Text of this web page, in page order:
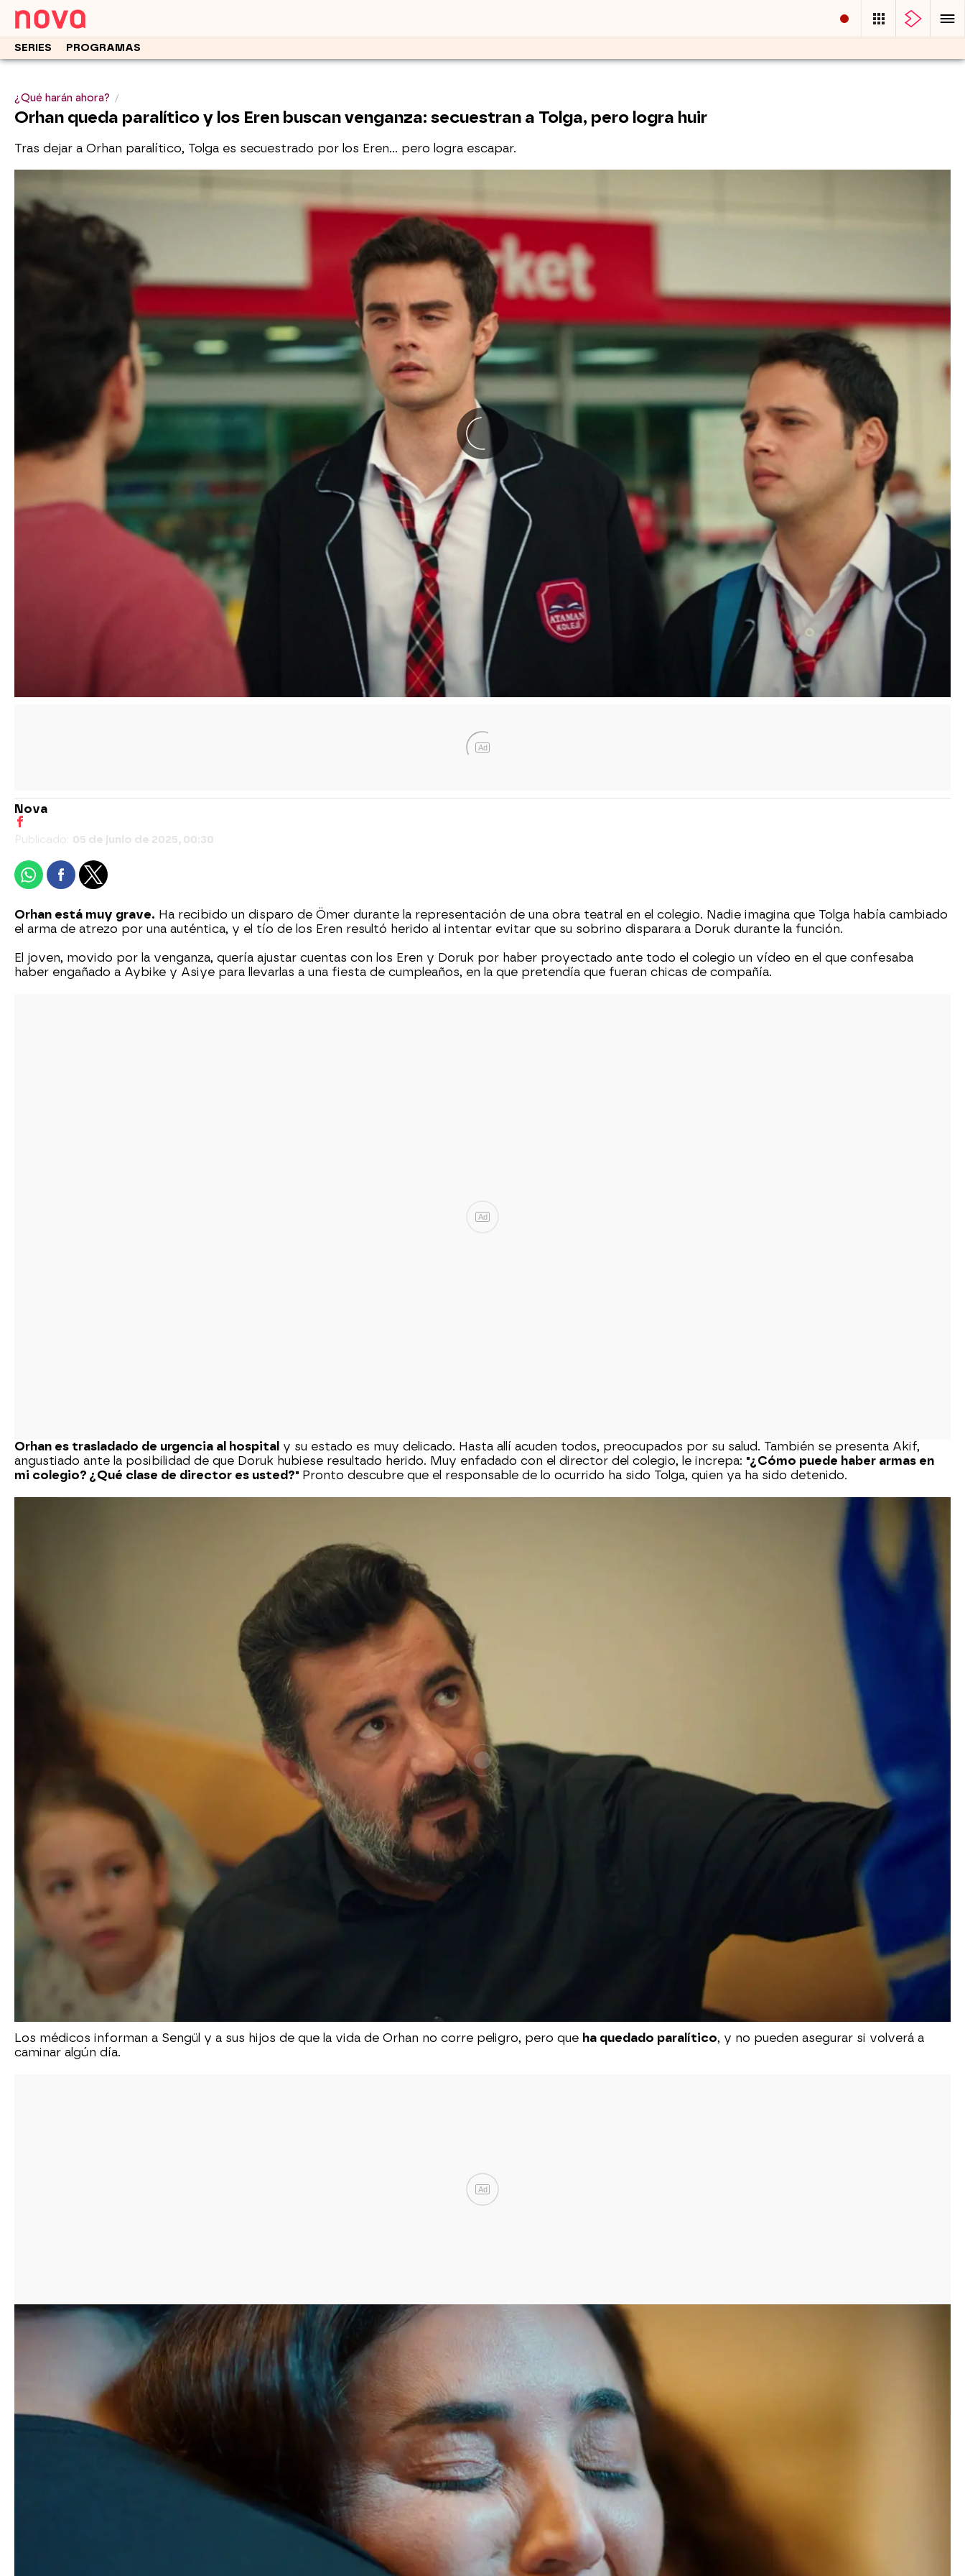
SERIES PROGRAMAS
¿Qué harán ahora?
Orhan queda paralítico y los Eren buscan venganza: secuestran a Tolga, pero logra huir
Tras dejar a Orhan paralítico, Tolga es secuestrado por los Eren… pero logra escapar.
Ad
Nova
Publicado: 05 de junio de 2025, 00:30
Orhan está muy grave. Ha recibido un disparo de Ömer durante la representación de una obra teatral en el colegio. Nadie imagina que Tolga había cambiado
el arma de atrezo por una auténtica, y el tío de los Eren resultó herido al intentar evitar que su sobrino disparara a Doruk durante la función.
El joven, movido por la venganza, quería ajustar cuentas con los Eren y Doruk por haber proyectado ante todo el colegio un vídeo en el que confesaba
haber engañado a Aybike y Asiye para llevarlas a una fiesta de cumpleaños, en la que pretendía que fueran chicas de compañía.
Ad
Orhan es trasladado de urgencia al hospital y su estado es muy delicado. Hasta allí acuden todos, preocupados por su salud. También se presenta Akif,
angustiado ante la posibilidad de que Doruk hubiese resultado herido. Muy enfadado con el director del colegio, le increpa: "¿Cómo puede haber armas en
mi colegio? ¿Qué clase de director es usted?" Pronto descubre que el responsable de lo ocurrido ha sido Tolga, quien ya ha sido detenido.
Los médicos informan a Sengül y a sus hijos de que la vida de Orhan no corre peligro, pero que ha quedado paralítico, y no pueden asegurar si volverá a
caminar algún día.
Ad